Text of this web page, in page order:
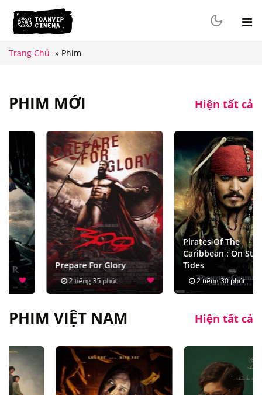
Trang Chủ » Phim
PHIM MỚI Hiện tất cả
Prepare For Glory
2 tiếng 35 phút
Pirates Of The
Caribbean : On Stranger
Tides
2 tiếng 30 phút
PHIM VIỆT NAM Hiện tất cả